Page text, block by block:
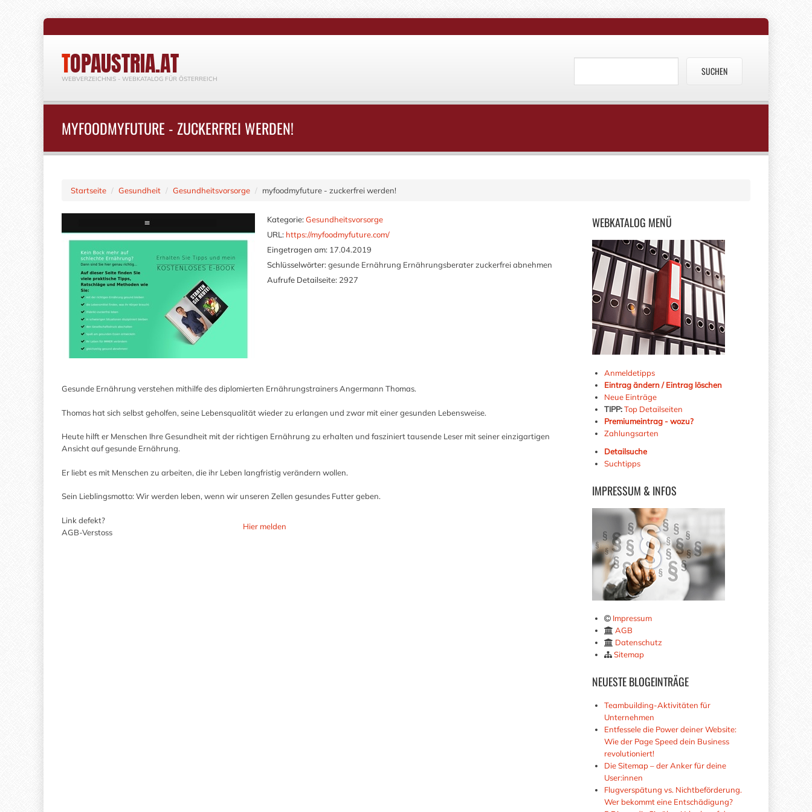
TOPAUSTRIA.AT
WEBVERZEICHNIS - WEBKATALOG FÜR ÖSTERREICH
MYFOODMYFUTURE - ZUCKERFREI WERDEN!
Startseite Gesundheit Gesundheitsvorsorge myfoodmyfuture - zuckerfrei werden!
Kategorie: Gesundheitsvorsorge
URL: https://myfoodmyfuture.com/
Eingetragen am: 17.04.2019
Schlüsselwörter: gesunde Ernährung Ernährungsberater zuckerfrei abnehmen
Aufrufe Detailseite: 2927
Gesunde Ernährung verstehen mithilfe des diplomierten Ernährungstrainers Angermann Thomas.
Thomas hat sich selbst geholfen, seine Lebensqualität wieder zu erlangen und zwar mit einer gesunden Lebensweise.
Heute hilft er Menschen Ihre Gesundheit mit der richtigen Ernährung zu erhalten und fasziniert tausende Leser mit seiner einzigartigen
Ansicht auf gesunde Ernährung.
Er liebt es mit Menschen zu arbeiten, die ihr Leben langfristig verändern wollen.
Sein Lieblingsmotto: Wir werden leben, wenn wir unseren Zellen gesundes Futter geben.
Link defekt?
AGB-Verstoss
Hier melden
WEBKATALOG MENÜ
Anmeldetipps
Eintrag ändern / Eintrag löschen
Neue Einträge
TIPP: Top Detailseiten
Premiumeintrag - wozu?
Zahlungsarten
Detailsuche
Suchtipps
IMPRESSUM & INFOS
Impressum
AGB
Datenschutz
Sitemap
NEUESTEBLOGEINTRÄGE
Teambuilding-Aktivitäten für
Unternehmen
Entfessele die Power deiner Website:
Wie der Page Speed dein Business
revolutioniert!
Die Sitemap – der Anker für deine
User:innen
Flugverspätung vs. Nichtbeförderung.
Wer bekommt eine Entschädigung?